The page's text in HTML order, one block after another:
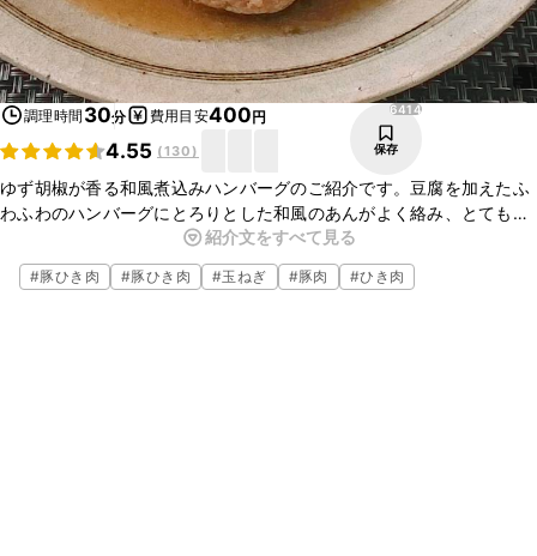
調理時間 30分 費用目安400円
4.55 (130)
6414
保存
ゆず胡椒が香る和風煮込みハンバーグのご紹介です。豆腐を加えたふ
わふわのハンバーグにとろりとした和風のあんがよく絡み、とてもお
いしいです。ゆず胡椒の風味がとてもよく、クセになるおいしさで
す。ぜひお試しください。
紹介文をすべて見る
#豚ひき肉 #豚ひき肉 #玉ねぎ #豚肉 #ひき肉